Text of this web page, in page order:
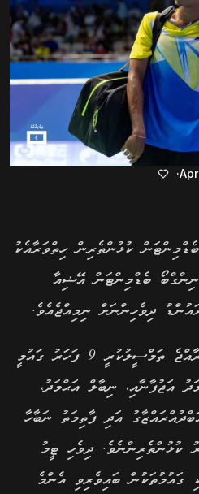
ކުޅުންތެރިން ހިތްވަރާއެކު
ބެޑްމިންޓަން އޭޝިއާ
ދިވެހިންނަށް ނިމިއްޖެއެވެ.
މި ވަރުގަދަ މުބާރާތުގައި ދިވެހިރާއްޖެ ތަމްސީލުކުރީ 9 ފަހަރު ގައުމީ
އަޖުފާނާއި، ނިބާލް އަޙްމަދު،
އަދި ފާތިމަތު ނަބާހާ
ކުޅުންތެރިންނެވެ. ދިވެހި ޓީމު
ގައުމުތަކުން ބައިވެރިވި އެންމެ